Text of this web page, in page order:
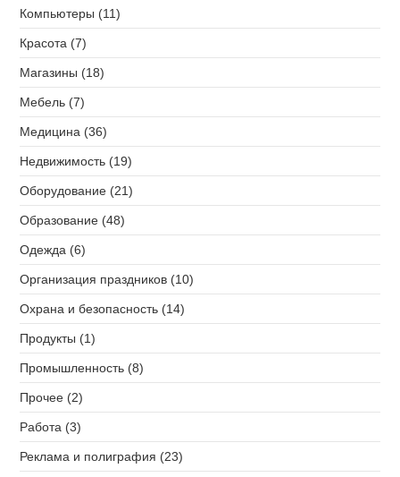
Компьютеры (11)
Красота (7)
Магазины (18)
Мебель (7)
Медицина (36)
Недвижимость (19)
Оборудование (21)
Образование (48)
Одежда (6)
Организация праздников (10)
Охрана и безопасность (14)
Продукты (1)
Промышленность (8)
Прочее (2)
Работа (3)
Реклама и полиграфия (23)